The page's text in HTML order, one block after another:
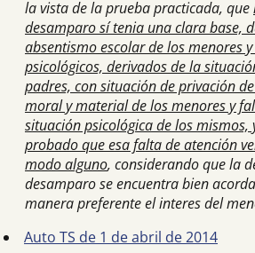
la vista de la prueba practicada, que
desamparo sí tenia una clara base,
absentismo escolar de los menores
psicológicos, derivados de la
padres, con situación de privación
moral y material de los menores y
situación psicológica de los mismos,
probado que esa falta de atención
modo alguno, considerando que la
desamparo se encuentra bien
manera preferente el interes del
Auto TS de 1 de abril de 2014